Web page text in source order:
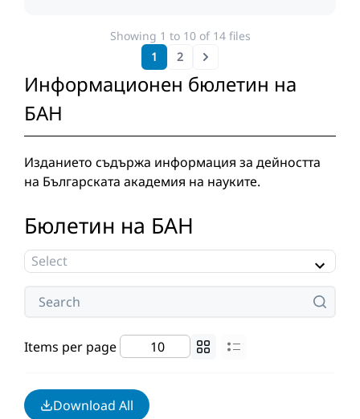
Showing 1 to 10of 14files
1
2 Next
Информационен бюлетин на
БАН
Изданието съдържа информация за дейността
на Българската академия на науките.
Бюлетин на БАН
Items per page
Download All